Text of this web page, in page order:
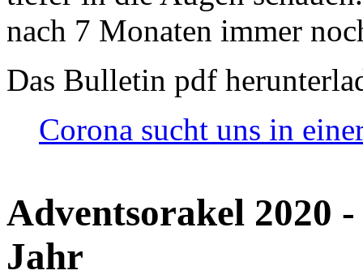
nach 7 Monaten immer
Das Bulletin pdf
Corona sucht uns in
Adventsorakel 2020
Jahr